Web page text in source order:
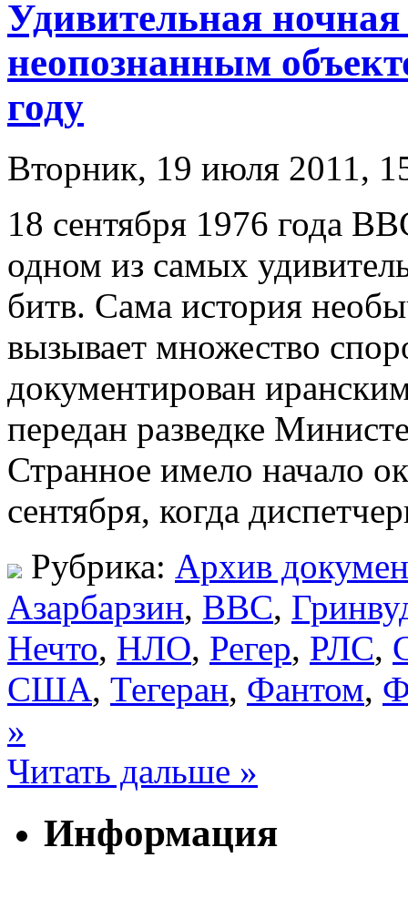
Удивительная
неопознанным
году
Вторник, 19 июля 2011,
18 сентября 1976 года
одном из самых
битв. Сама история
вызывает множество
документирован
передан разведке
Странное имело начало
сентября, когда
Рубрика: Архив
Азарбарзин, ВВС,
Нечто, НЛО, Регер, РЛС,
США, Тегеран, Фантом,
»
Читать дальше »
Информация